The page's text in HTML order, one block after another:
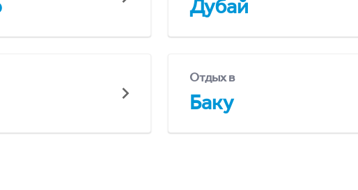
Дубай
Отдых в
Баку